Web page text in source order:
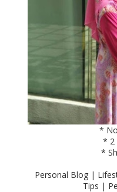
*
* 2
*
Personal Blog |
Tips |